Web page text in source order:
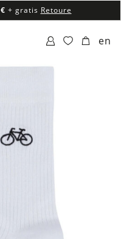
+ gratis Retoure
Sortiment
en